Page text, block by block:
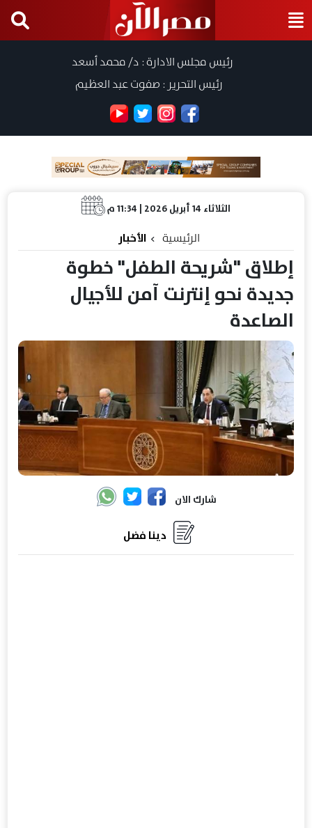
رئيس مجلس الادارة : د/ محمد أسعد
رئيس التحرير : صفوت عبد العظيم
الثلاثاء 14 أبريل 2026 | 11:34 م
الرئيسية الأخبار
إطلاق "شريحة الطفل" خطوة
جديدة نحو إنترنت آمن للأجيال
الصاعدة
شارك الان
دينا فضل